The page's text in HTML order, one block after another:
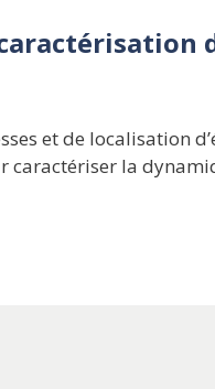
et de localisation
caractériser la